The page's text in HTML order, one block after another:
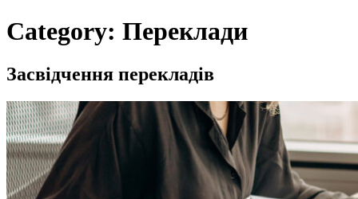
Category: Переклади
Засвідчення перекладів